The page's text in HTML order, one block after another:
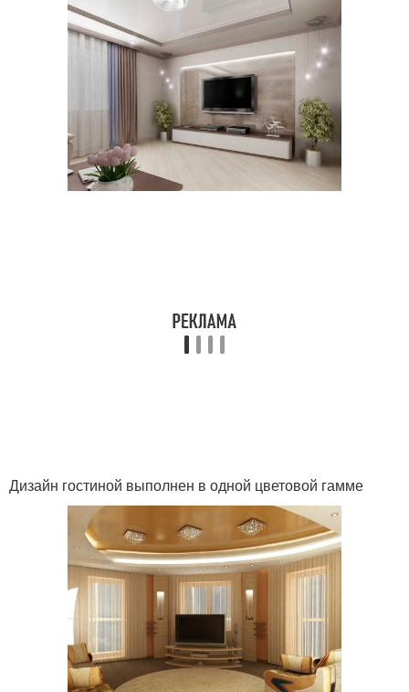
Дизайн гостиной выполнен в одной цветовой гамме